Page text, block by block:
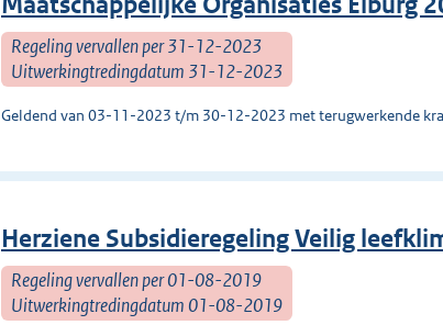
Regeling vervallen per 31-12-2023
Uitwerkingtredingdatum 31-12-2023
Geldend van 03-11-2023 t/m 30-12-2023 met terugwerkende
Herziene Subsidieregeling Veilig
Regeling vervallen per 01-08-2019
Uitwerkingtredingdatum 01-08-2019